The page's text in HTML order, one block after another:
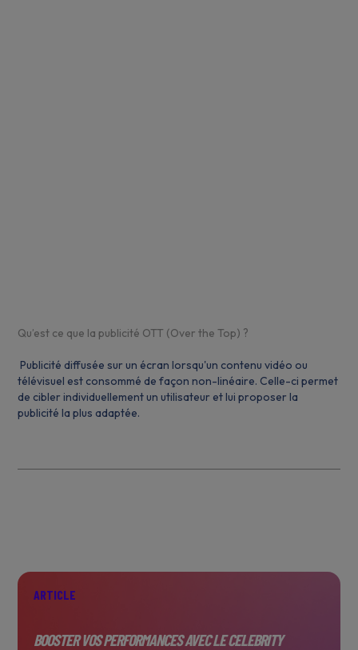
Qu’est ce que la publicité OTT (Over the Top) ?
Publicité diffusée sur un écran lorsqu'un contenu vidéo ou
télévisuel est consommé de façon non-linéaire. Celle-ci permet
de cibler individuellement un utilisateur et lui proposer la
publicité la plus adaptée.
ARTICLE
BOOSTER VOS PERFORMANCES AVEC LE CELEBRITY